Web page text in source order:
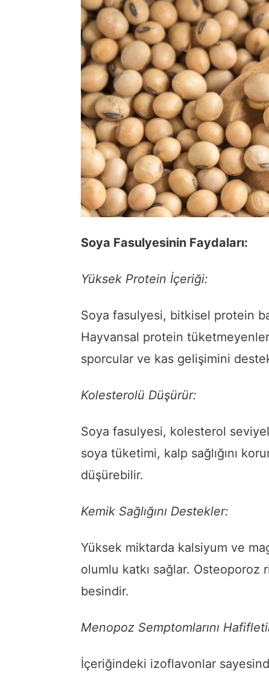
Soya Fasulyesinin Faydaları:
Yüksek Protein İçeriği:
Soya fasulyesi, bitkisel protein
Hayvansal protein
sporcular ve kas gelişimini
Kolesterolü Düşürür:
Soya fasulyesi, kolesterol
soya tüketimi, kalp sağlığını
düşürebilir.
Kemik Sağlığını Destekler:
Yüksek miktarda kalsiyum ve
olumlu katkı sağlar.
besindir.
Menopoz Semptomlarını
İçeriğindeki izoflavonlar